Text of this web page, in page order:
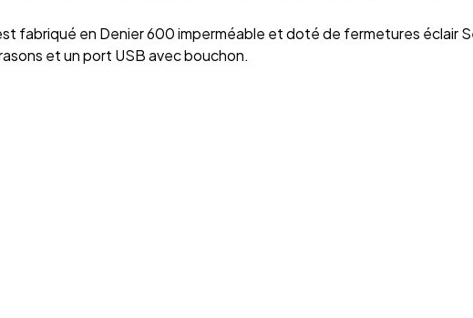
fabriqué en Denier 600 imperméable et doté de fermetures
et un port USB avec bouchon.